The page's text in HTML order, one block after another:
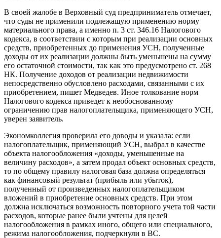
В своей жалобе в Верховный суд предприниматель отмечает,
что суды не применили подлежащую применению норму
материального права, а именно п. 3 ст. 346.16 Налогового
кодекса, в соответствии с которым при реализации основных
средств, приобретенных до применения УСН, полученные
доходы от их реализации должны быть уменьшены на сумму
его остаточной стоимости, так как это предусмотрено ст. 268
НК. Получение доходов от реализации недвижимости
непосредственно обусловлено расходами, связанными с их
приобретением, пишет Медведев. Иное толкование норм
Налогового кодекса приведет к необоснованному
ограничению прав налогоплательщика, применяющего УСН,
уверен заявитель.
Экономколлегия проверила его доводы и указала: если
налогоплательщик, применяющий УСН, выбрал в качестве
объекта налогообложения «доходы, уменьшенные на
величину расходов», а затем продал объект основных средств,
то по общему правилу налоговая база должна определяться
как финансовый результат (прибыль или убыток),
полученный от произведенных налогоплательщиком
вложений в приобретение основных средств. При этом
должна исключаться возможность повторного учета той части
расходов, которые ранее были учтены для целей
налогообложения в рамках иного, общего или специального,
режима налогообложения, подчеркнули в ВС.